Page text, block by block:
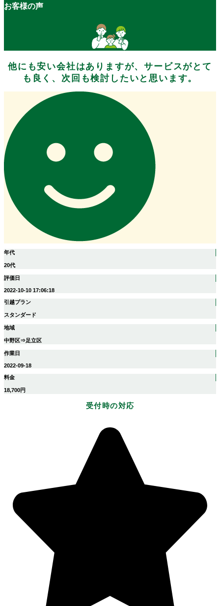
お客様の声
他にも安い会社はありますが、サービスがとて
も良く、次回も検討したいと思います。
年代
20代
評価日
2022-10-10 17:06:18
引越プラン
スタンダード
地域
中野区⇒足立区
作業日
2022-09-18
料金
18,700円
受付時の対応